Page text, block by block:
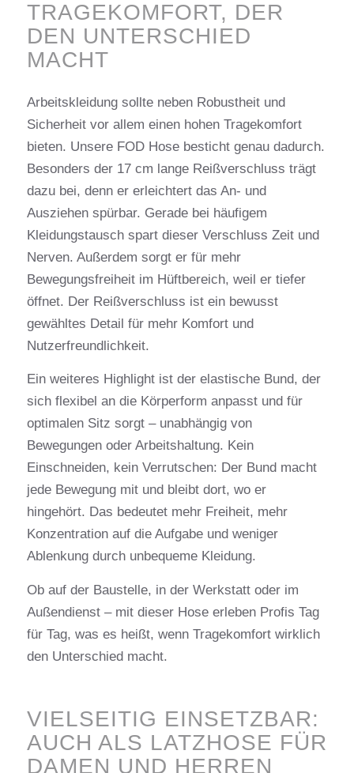
TRAGEKOMFORT, DER
DEN UNTERSCHIED
MACHT
Arbeitskleidung sollte neben Robustheit und
Sicherheit vor allem einen hohen Tragekomfort
bieten. Unsere FOD Hose besticht genau dadurch.
Besonders der 17 cm lange Reißverschluss trägt
dazu bei, denn er erleichtert das An- und
Ausziehen spürbar. Gerade bei häufigem
Kleidungstausch spart dieser Verschluss Zeit und
Nerven. Außerdem sorgt er für mehr
Bewegungsfreiheit im Hüftbereich, weil er tiefer
öffnet. Der Reißverschluss ist ein bewusst
gewähltes Detail für mehr Komfort und
Nutzerfreundlichkeit.
Ein weiteres Highlight ist der elastische Bund, der
sich flexibel an die Körperform anpasst und für
optimalen Sitz sorgt – unabhängig von
Bewegungen oder Arbeitshaltung. Kein
Einschneiden, kein Verrutschen: Der Bund macht
jede Bewegung mit und bleibt dort, wo er
hingehört. Das bedeutet mehr Freiheit, mehr
Konzentration auf die Aufgabe und weniger
Ablenkung durch unbequeme Kleidung.
Ob auf der Baustelle, in der Werkstatt oder im
Außendienst – mit dieser Hose erleben Profis Tag
für Tag, was es heißt, wenn Tragekomfort wirklich
den Unterschied macht.
VIELSEITIG EINSETZBAR:
AUCH ALS LATZHOSE FÜR
DAMEN UND HERREN